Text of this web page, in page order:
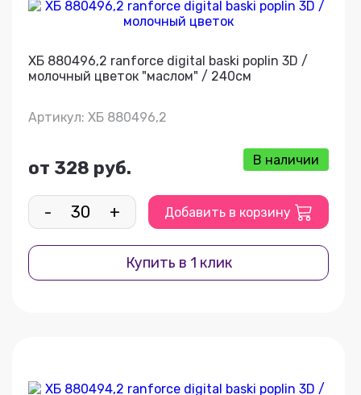
ХБ 880496,2 ranforce digital baski poplin 3D /
молочный цветок "маслом" / 240см
Артикул: ХБ 880496,2
от 328 руб. В наличии
- + Добавить в корзину
Купить в 1 клик